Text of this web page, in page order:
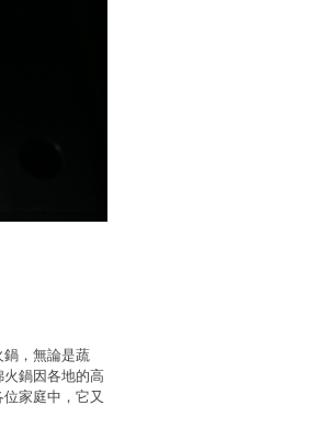
鍋，無論是蔬
鍋因各地的高
家庭中，它又